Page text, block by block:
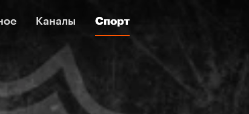
Каналы Спорт
Каналы Спорт